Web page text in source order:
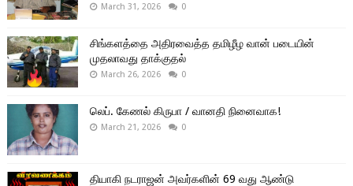
March 31, 2026 0
சிங்களத்தை அதிரவைத்த தமிழீழ வான் படையின்
முதலாவது தாக்குதல்
March 26, 2026 0
லெப். கேணல் கிருபா / வானதி நினைவாக!
March 21, 2026 0
தியாகி நடராஜன் அவர்களின் 69 வது ஆண்டு